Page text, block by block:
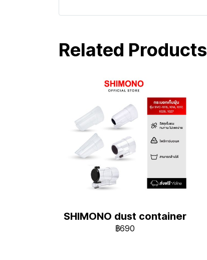
Related Products
SHIMONO dust container
฿690